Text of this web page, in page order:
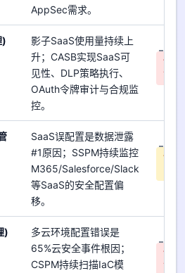
AppSec需求。
)
影子SaaS使用量持续上
升；CASB实现SaaS可
见性、DLP策略执行、
OAuth令牌审计与合规监
控。
优先
高
SaaS误配置是数据泄露
#1原因；SSPM持续监控
M365/Salesforce/Slack
等SaaS的安全配置偏
移。
优先
)
多云环境配置错误是
65%云安全事件根因；
CSPM持续扫描IaC模
优先
高